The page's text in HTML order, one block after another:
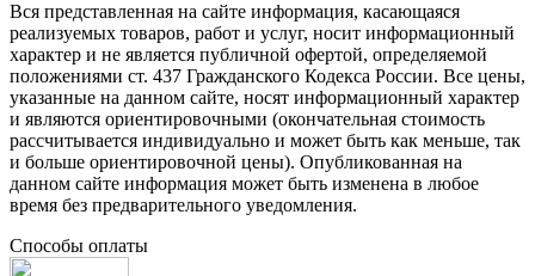
Вся представленная на сайте информация, касающаяся
реализуемых товаров, работ и услуг, носит информационный
характер и не является публичной офертой, определяемой
положениями ст. 437 Гражданского Кодекса России. Все цены,
указанные на данном сайте, носят информационный характер
и являются ориентировочными (окончательная стоимость
рассчитывается индивидуально и может быть как меньше, так
и больше ориентировочной цены). Опубликованная на
данном сайте информация может быть изменена в любое
время без предварительного уведомления.
Способы оплаты